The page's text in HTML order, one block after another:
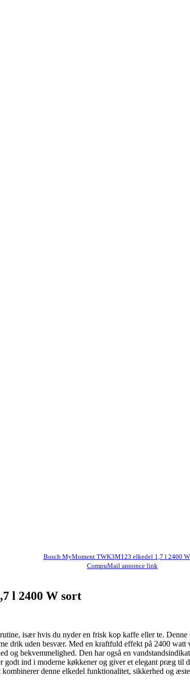
Bosch MyMoment TWK3M123 elkedel 1,7 l 2400
CompuMail annonce link
l 2400 W sort
især hvis du nyder en frisk kop kaffe eller te.
drik uden besvær. Med en kraftfuld effekt på 2400
og bekvemmelighed. Den har også en
godt ind i moderne køkkener og giver et elegant præg
denne elkedel funktionalitet, sikkerhed og